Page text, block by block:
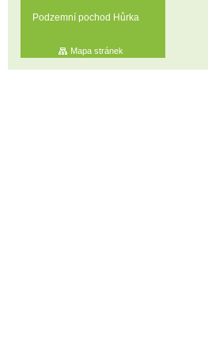
Podzemní pochod Hůrka
Mapa stránek